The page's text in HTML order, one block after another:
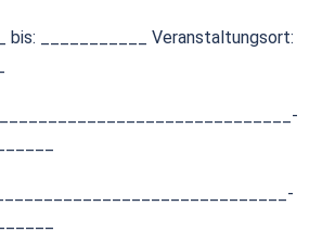
bis: ___________ Veranstaltungsort: